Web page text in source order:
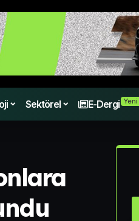
Sektörel E-Dergi Yeni